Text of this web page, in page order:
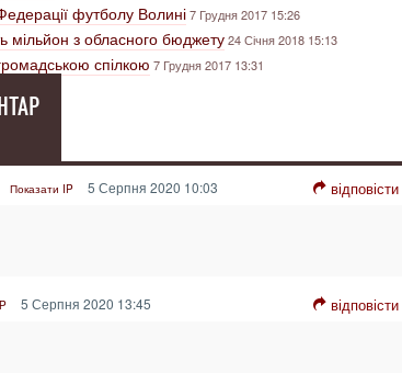
футболу Волині7 Грудня 2017 15:26
мільйон з обласного бюджету24 Січня 2018 15:13
спілкою 7 Грудня 2017 13:31
Показати IP 5 Серпня 2020 10:03 відповісти
5 Серпня 2020 13:45 відповісти